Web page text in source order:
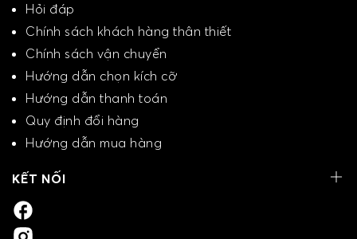
Hỏi đáp
Chính sách khách hàng thân thiết
Chính sách vận chuyển
Hướng dẫn chọn kích cỡ
Hướng dẫn thanh toán
Quy định đổi hàng
Hướng dẫn mua hàng
KẾT NỐI